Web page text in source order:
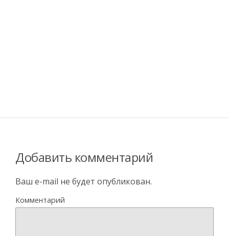
Добавить комментарий
Ваш e-mail не будет опубликован.
Комментарий